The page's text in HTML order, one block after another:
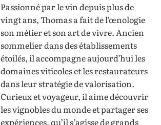
Passionné par le vin depuis plus de
vingt ans, Thomas a fait de l’œnologie
son métier et son art de vivre. Ancien
sommelier dans des établissements
étoilés, il accompagne aujourd’hui les
domaines viticoles et les restaurateurs
dans leur stratégie de valorisation.
Curieux et voyageur, il aime découvrir
les vignobles du monde et partager ses
expériences, qu’il s’agisse de grands